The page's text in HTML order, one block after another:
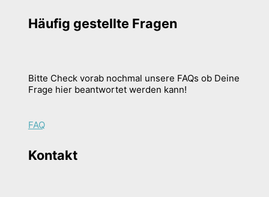
Häufig gestellte Fragen
Bitte Check vorab nochmal unsere FAQs ob Deine
Frage hier beantwortet werden kann!
FAQ
Kontakt